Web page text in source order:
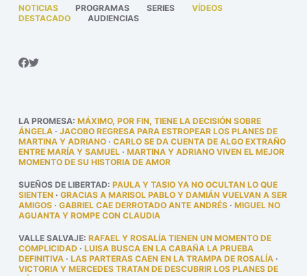
NOTICIAS PROGRAMAS SERIES
VÍDEOS
DESTACADO
AUDIENCIAS
LA PROMESA: MÁXIMO, POR FIN, TIENE LA DECISIÓN SOBRE
ÁNGELA· JACOBO REGRESA PARA ESTROPEAR LOS PLANES DE
MARTINA Y ADRIANO· CARLO SE DA CUENTA DE ALGO EXTRAÑO
ENTRE MARÍA Y SAMUEL· MARTINA Y ADRIANO VIVEN EL MEJOR
MOMENTO DE SU HISTORIA DE AMOR
SUEÑOS DE LIBERTAD: PAULA Y TASIO YA NO OCULTAN LO QUE
SIENTEN · GRACIAS A MARISOL PABLO Y DAMIÁN VUELVAN A SER
AMIGOS· GABRIEL CAE DERROTADO ANTE ANDRÉS· MIGUEL NO
AGUANTA Y ROMPE CON CLAUDIA
VALLE SALVAJE: RAFAEL Y ROSALÍA TIENEN UN MOMENTO DE
COMPLICIDAD · LUISA BUSCA EN LA CABAÑA LA PRUEBA
DEFINITIVA· LAS PARTERAS CAEN EN LA TRAMPA DE ROSALÍA·
VICTORIA Y MERCEDES TRATAN DE DESCUBRIR LOS PLANES DE